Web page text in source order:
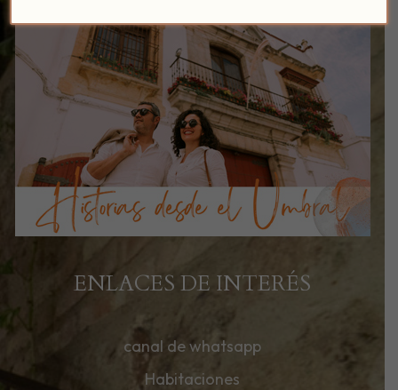
ENLACES DE INTERÉS
canal de whatsapp
Habitaciones